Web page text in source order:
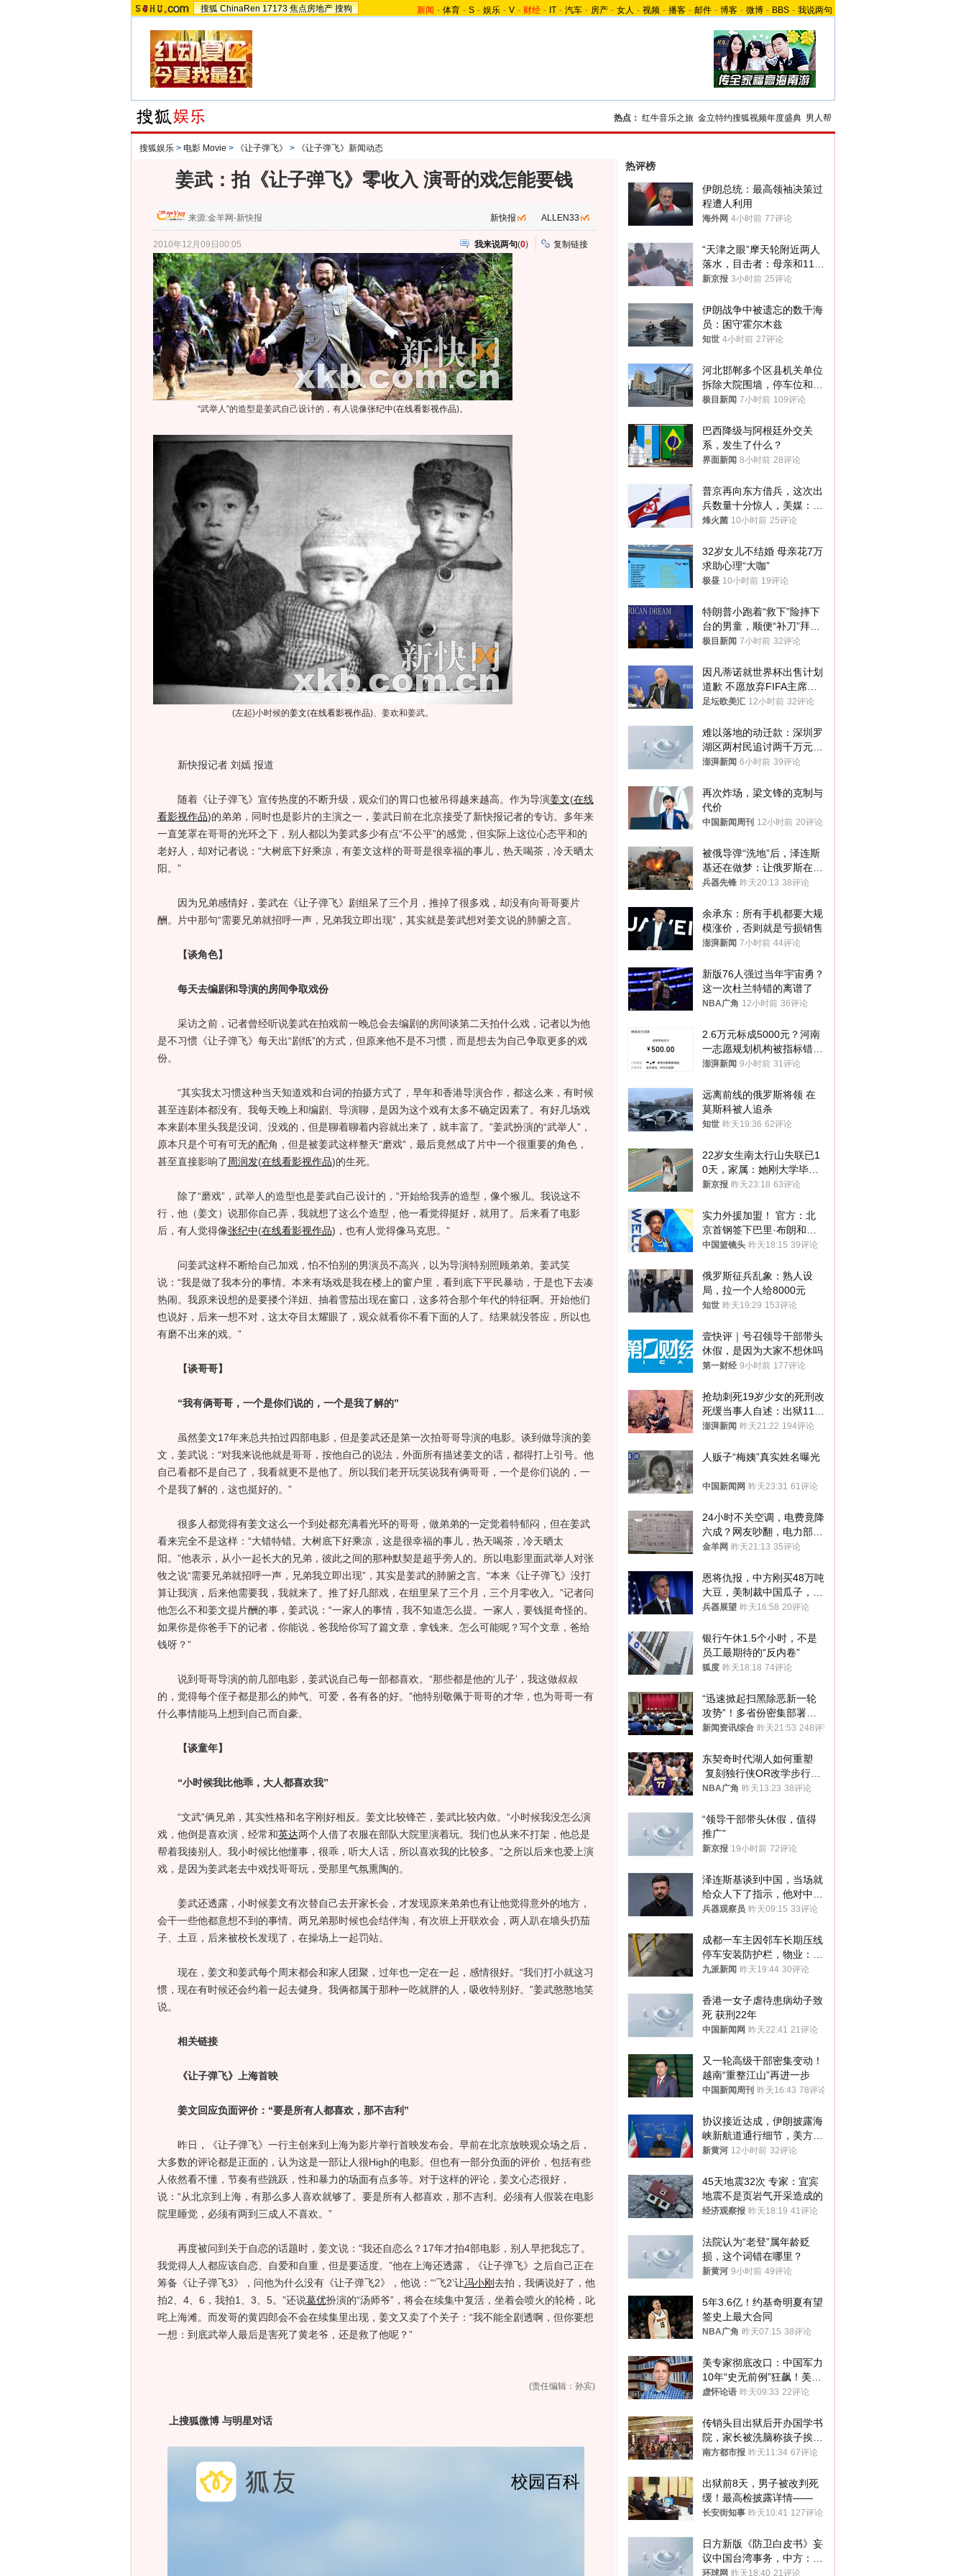
搜狐 ChinaRen 17173 焦点房地产 搜狗 新闻 - 体育 - S - 娱乐 - V - 财经 - IT - 汽车 - 房产 - 女人 - 视频 - 播客 - 邮件 - 博客 - 微博 - BBS - 我说两句
热点： 红牛音乐之旅 金立特约搜狐视频年度盛典 男人帮
搜狐娱乐 > 电影 Movie > 《让子弹飞》 > 《让子弹飞》新闻动态
姜武：拍《让子弹飞》零收入 演哥的戏怎能要钱
来源:金羊网-新快报 新快报 ALLEN33
2010年12月09日00:05 我来说两句(0) 复制链接
“武举人”的造型是姜武自己设计的，有人说像张纪中(在线看影视作品)。
(左起)小时候的姜文(在线看影视作品)、姜欢和姜武。
新快报记者 刘嫣 报道
随着《让子弹飞》宣传热度的不断升级，观众们的胃口也被吊得越来越高。作为导演姜文(在线
看影视作品)的弟弟，同时也是影片的主演之一，姜武日前在北京接受了新快报记者的专访。多年来
一直笼罩在哥哥的光环之下，别人都以为姜武多少有点“不公平”的感觉，但实际上这位心态平和的
老好人，却对记者说：“大树底下好乘凉，有姜文这样的哥哥是很幸福的事儿，热天喝茶，冷天晒太
阳。”
因为兄弟感情好，姜武在《让子弹飞》剧组呆了三个月，推掉了很多戏，却没有向哥哥要片
酬。片中那句“需要兄弟就招呼一声，兄弟我立即出现”，其实就是姜武想对姜文说的肺腑之言。
【谈角色】
每天去编剧和导演的房间争取戏份
采访之前，记者曾经听说姜武在拍戏前一晚总会去编剧的房间谈第二天拍什么戏，记者以为他
是不习惯《让子弹飞》每天出“剧纸”的方式，但原来他不是不习惯，而是想去为自己争取更多的戏
份。
“其实我太习惯这种当天知道戏和台词的拍摄方式了，早年和香港导演合作，都这么来，有时候
甚至连剧本都没有。我每天晚上和编剧、导演聊，是因为这个戏有太多不确定因素了。有好几场戏
本来剧本里头我是没词、没戏的，但是聊着聊着内容就出来了，就丰富了。”姜武扮演的“武举人”，
原本只是个可有可无的配角，但是被姜武这样整天“磨戏”，最后竟然成了片中一个很重要的角色，
甚至直接影响了 周润发(在线看影视作品)的生死。
除了“磨戏”，武举人的造型也是姜武自己设计的，“开始给我弄的造型，像个猴儿。我说这不
行，他（姜文）说那你自己弄，我就想了这么个造型，他一看觉得挺好，就用了。后来看了电影
后，有人觉得像张纪中(在线看影视作品) ，也有人觉得像马克思。”
问姜武这样不断给自己加戏，怕不怕别的男演员不高兴，以为导演特别照顾弟弟。姜武笑
说：“我是做了我本分的事情。本来有场戏是我在楼上的窗户里，看到底下平民暴动，于是也下去凑
热闹。我原来设想的是要搂个洋妞、抽着雪茄出现在窗口，这多符合那个年代的特征啊。开始他们
也说好，后来一想不对，这太夺目太耀眼了，观众就看你不看下面的人了。结果就没答应，所以也
有磨不出来的戏。”
【谈哥哥】
“我有俩哥哥，一个是你们说的，一个是我了解的”
虽然姜文17年来总共拍过四部电影，但是姜武还是第一次拍哥哥导演的电影。谈到做导演的姜
文，姜武说：“对我来说他就是哥哥，按他自己的说法，外面所有描述姜文的话，都得打上引号。他
自己看都不是自己了，我看就更不是他了。所以我们老开玩笑说我有俩哥哥，一个是你们说的，一
个是我了解的，这也挺好的。”
很多人都觉得有姜文这么一个到处都充满着光环的哥哥，做弟弟的一定觉着特郁闷，但在姜武
看来完全不是这样：“大错特错。大树底下好乘凉，这是很幸福的事儿，热天喝茶，冷天晒太
阳。”他表示，从小一起长大的兄弟，彼此之间的那种默契是超乎旁人的。所以电影里面武举人对张
牧之说“需要兄弟就招呼一声，兄弟我立即出现”，其实是姜武的肺腑之言。“本来《让子弹飞》没打
算让我演，后来他需要我，我就来了。推了好几部戏，在组里呆了三个月，三个月零收入。”记者问
他怎么不和姜文提片酬的事，姜武说：“一家人的事情，我不知道怎么提。一家人，要钱挺奇怪的。
如果你是你爸手下的记者，你能说，爸我给你写了篇文章，拿钱来。怎么可能呢？写个文章，爸给
钱呀？”
说到哥哥导演的前几部电影，姜武说自己每一部都喜欢。“那些都是他的‘儿子’，我这做叔叔
的，觉得每个侄子都是那么的帅气、可爱，各有各的好。”他特别敬佩于哥哥的才华，也为哥哥一有
什么事情能马上想到自己而自豪。
【谈童年】
“小时候我比他乖，大人都喜欢我”
“文武”俩兄弟，其实性格和名字刚好相反。姜文比较锋芒，姜武比较内敛。“小时候我没怎么演
戏，他倒是喜欢演，经常和英达两个人借了衣服在部队大院里演着玩。我们也从来不打架，他总是
帮着我揍别人。我小时候比他懂事，很乖，听大人话，所以喜欢我的比较多。”之所以后来也爱上演
戏，是因为姜武老去中戏找哥哥玩，受那里气氛熏陶的。
姜武还透露，小时候姜文有次替自己去开家长会，才发现原来弟弟也有让他觉得意外的地方，
会干一些他都意想不到的事情。两兄弟那时候也会结伴淘，有次班上开联欢会，两人趴在墙头扔茄
子、土豆，后来被校长发现了，在操场上一起罚站。
现在，姜文和姜武每个周末都会和家人团聚，过年也一定在一起，感情很好。“我们打小就这习
惯，现在有时候还会约着一起去健身。我俩都属于那种一吃就胖的人，吸收特别好。”姜武憨憨地笑
说。
相关链接
《让子弹飞》上海首映
姜文回应负面评价：“要是所有人都喜欢，那不吉利”
昨日，《让子弹飞》一行主创来到上海为影片举行首映发布会。早前在北京放映观众场之后，
大多数的评论都是正面的，认为这是一部让人很High的电影。但也有一部分负面的评价，包括有些
人依然看不懂，节奏有些跳跃，性和暴力的场面有点多等。对于这样的评论，姜文心态很好，
说：“从北京到上海，有那么多人喜欢就够了。要是所有人都喜欢，那不吉利。必须有人假装在电影
院里睡觉，必须有两到三成人不喜欢。”
再度被问到关于自恋的话题时，姜文说：“我还自恋么？17年才拍4部电影，别人早把我忘了。
我觉得人人都应该自恋、自爱和自重，但是要适度。”他在上海还透露，《让子弹飞》之后自己正在
筹备《让子弹飞3》，问他为什么没有《让子弹飞2》，他说：“‘飞2’让冯小刚去拍，我俩说好了，他
拍2、4、6，我拍1、3、5。”还说葛优扮演的“汤师爷”，将会在续集中复活，坐着会喷火的轮椅，叱
咤上海滩。而发哥的黄四郎会不会在续集里出现，姜文又卖了个关子：“我不能全剧透啊，但你要想
一想：到底武举人最后是害死了黄老爷，还是救了他呢？”
(责任编辑：孙宾)
上搜狐微博 与明星对话
热评榜
伊朗总统：最高领袖决策过
程遭人利用
海外网 4小时前 77评论
“天津之眼”摩天轮附近两人
落水，目击者：母亲和11岁
儿子先后被打捞上岸
新京报 3小时前 25评论
伊朗战争中被遗忘的数千海
员：困守霍尔木兹
知世 4小时前 27评论
河北邯郸多个区县机关单位
拆除大院围墙，停车位和厕
所免费开放，当地多部门回
极目新闻 7小时前 109评论
巴西降级与阿根廷外交关
系，发生了什么？
界面新闻 8小时前 28评论
普京再向东方借兵，这次出
兵数量十分惊人，美媒：俄
朝要动真格？
烽火菌 10小时前 25评论
32岁女儿不结婚 母亲花7万
求助心理“大咖”
极昼 10小时前 19评论
特朗普小跑着“救下”险摔下
台的男童，顺便“补刀”拜
登：“我可不想他像拜登一
极目新闻 7小时前 32评论
因凡蒂诺就世界杯出售计划
道歉 不愿放弃FIFA主席职
位
足坛欧美汇 12小时前 32评论
难以落地的动迁款：深圳罗
湖区两村民追讨两千万元动
迁款八年未果
澎湃新闻 6小时前 39评论
再次炸场，梁文锋的克制与
代价
中国新闻周刊 12小时前 20评论
被俄导弹“洗地”后，泽连斯
基还在做梦：让俄罗斯在冬
季前求和？
兵器先锋 昨天20:13 38评论
余承东：所有手机都要大规
模涨价，否则就是亏损销售
澎湃新闻 7小时前 44评论
新版76人强过当年宇宙勇？
这一次杜兰特错的离谱了
NBA广角 12小时前 36评论
2.6万元标成5000元？河南
一志愿规划机构被指标错学
费致考生复读
澎湃新闻 9小时前 31评论
远离前线的俄罗斯将领 在
莫斯科被人追杀
知世 昨天19:36 62评论
22岁女生南太行山失联已1
0天，家属：她刚大学毕业
想到山里旅行
新京报 昨天23:18 63评论
实力外援加盟！ 官方：北
京首钢签下巴里·布朗和桑
普森
中国篮镜头 昨天18:15 39评论
俄罗斯征兵乱象：熟人设
局，拉一个人给8000元
知世 昨天19:29 153评论
壹快评｜号召领导干部带头
休假，是因为大家不想休吗
第一财经 9小时前 177评论
抢劫刺死19岁少女的死刑改
死缓当事人自述：出狱11年
间始终刻意躲避被害人家属
澎湃新闻 昨天21:22 194评论
人贩子“梅姨”真实姓名曝光
中国新闻网 昨天23:31 61评论
24小时不关空调，电费竟降
六成？网友吵翻，电力部门
回应→
金羊网 昨天21:13 35评论
恩将仇报，中方刚买48万吨
大豆，美制裁中国瓜子，布
林肯措辞变了
兵器展望 昨天16:58 20评论
银行午休1.5个小时，不是
员工最期待的“反内卷”
狐度 昨天18:18 74评论
“迅速掀起扫黑除恶新一轮
攻势”！多省份密集部署，
公布举报方式
新闻资讯综合 昨天21:53 248评论
东契奇时代湖人如何重塑
复刻独行侠OR改学步行
者？
NBA广角 昨天13:23 38评论
“领导干部带头休假，值得
推广”
新京报 19小时前 72评论
泽连斯基谈到中国，当场就
给众人下了指示，他对中国
和中乌关系，显然又有了新
兵器观察员 昨天09:15 33评论
成都一车主因邻车长期压线
停车安装防护栏，物业：不
建议装护栏，也会影响自身
九派新闻 昨天19:44 30评论
香港一女子虐待患病幼子致
死 获刑22年
中国新闻网 昨天22:41 21评论
又一轮高级干部密集变动！
越南“重整江山”再进一步
中国新闻周刊 昨天16:43 78评论
协议接近达成，伊朗披露海
峡新航道通行细节，美方再
提“倒计时”
新黄河 12小时前 32评论
45天地震32次 专家：宜宾
地震不是页岩气开采造成的
经济观察报 昨天18:19 41评论
法院认为“老登”属年龄贬
损，这个词错在哪里？
新黄河 9小时前 49评论
5年3.6亿！约基奇明夏有望
签史上最大合同
NBA广角 昨天07:15 38评论
美专家彻底改口：中国军力
10年“史无前例”狂飙！美军
真慌了
虚怀论语 昨天09:33 22评论
传销头目出狱后开办国学书
院，家长被洗脑称孩子挨打
才有效果
南方都市报 昨天11:34 67评论
出狱前8天，男子被改判死
缓！最高检披露详情——
长安街知事 昨天10:41 127评论
日方新版《防卫白皮书》妄
议中国台湾事务，中方：强
烈不满、坚决反对，已向日
环球网 昨天18:40 21评论